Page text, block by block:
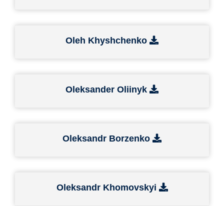
Oleh Khyshchenko
Oleksander Oliinyk
Oleksandr Borzenko
Oleksandr Khomovskyi